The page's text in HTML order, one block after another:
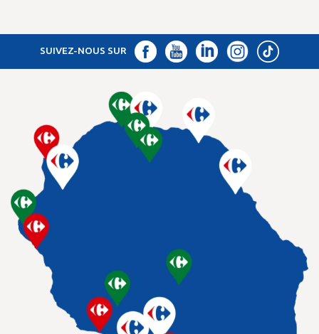
SUIVEZ-NOUS SUR